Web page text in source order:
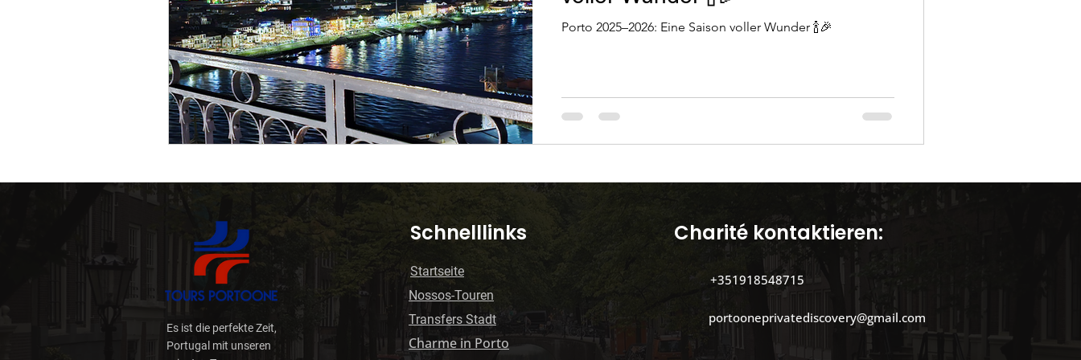
Nachhaltigkeit Digitale Gesundheit Grüne Mobilität
Reiseplanung Reisen in Portugal lissabon-oder-porto Hauptattraktionen von Porto Entdec
Wild Weinschatz
Porto 2025–2026: Eine Saison voller Wunder 🍾🎉
Es ist die perfekte Zeit,
Portugal mit unseren
​Schnelllinks
Startseite
Nossos-Touren
​Transfers Stadt
Charme in Porto
Charité kontaktieren:
+351918548715
portooneprivatediscovery@gmail.com